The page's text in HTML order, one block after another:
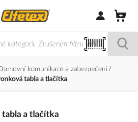
Přihlásit/
komunikace a zabezpečení
tabla a tlačítka
a tlačítka